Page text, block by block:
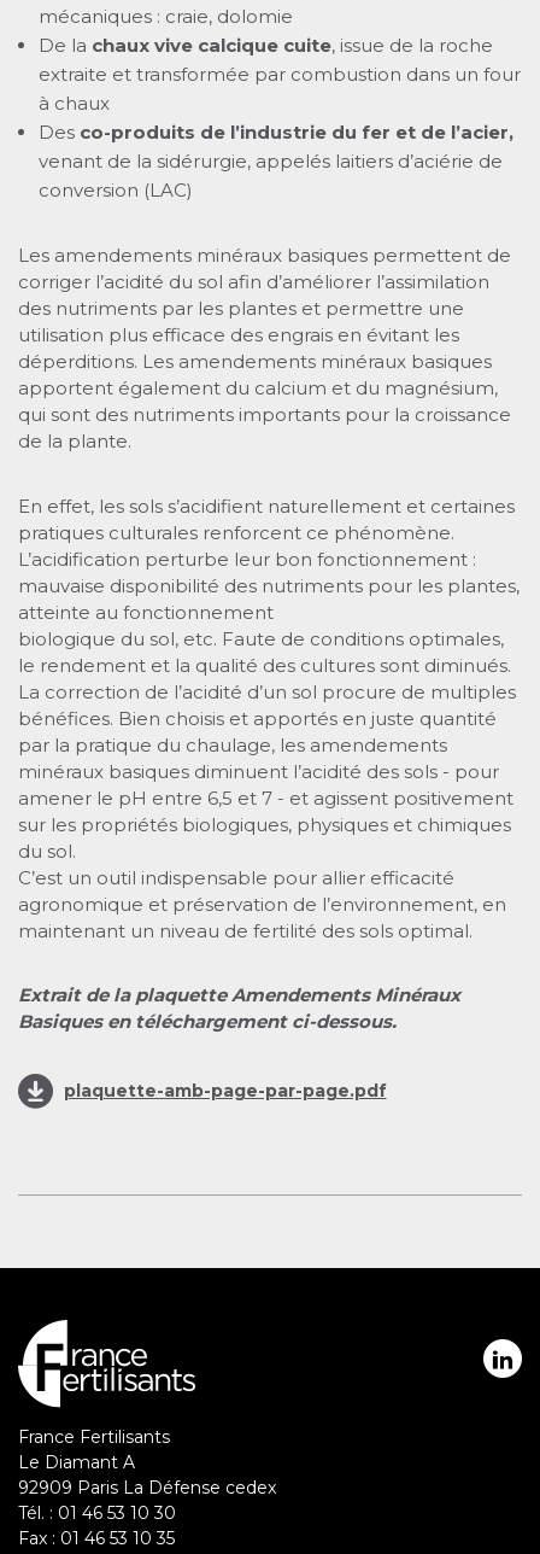
mécaniques : craie, dolomie
De la chaux vive calcique cuite, issue de la roche
extraite et transformée par combustion dans un four
à chaux
Des co-produits de l’industrie du fer et de l’acier,
venant de la sidérurgie, appelés laitiers d’aciérie de
conversion (LAC)
Les amendements minéraux basiques permettent de
corriger l’acidité du sol afin d’améliorer l’assimilation
des nutriments par les plantes et permettre une
utilisation plus efficace des engrais en évitant les
déperditions. Les amendements minéraux basiques
apportent également du calcium et du magnésium,
qui sont des nutriments importants pour la croissance
de la plante.
En effet, les sols s’acidifient naturellement et certaines
pratiques culturales renforcent ce phénomène.
L’acidification perturbe leur bon fonctionnement :
mauvaise disponibilité des nutriments pour les plantes,
atteinte au fonctionnement
biologique du sol, etc. Faute de conditions optimales,
le rendement et la qualité des cultures sont diminués.
La correction de l’acidité d’un sol procure de multiples
bénéfices. Bien choisis et apportés en juste quantité
par la pratique du chaulage, les amendements
minéraux basiques diminuent l’acidité des sols - pour
amener le pH entre 6,5 et 7 - et agissent positivement
sur les propriétés biologiques, physiques et chimiques
du sol.
C’est un outil indispensable pour allier efficacité
agronomique et préservation de l’environnement, en
maintenant un niveau de fertilité des sols optimal.
Extrait de la plaquette Amendements Minéraux
Basiques en téléchargement ci-dessous.
plaquette-amb-page-par-page.pdf
France Fertilisants
Le Diamant A
92909 Paris La Défense cedex
Tél. : 01 46 53 10 30
Fax : 01 46 53 10 35